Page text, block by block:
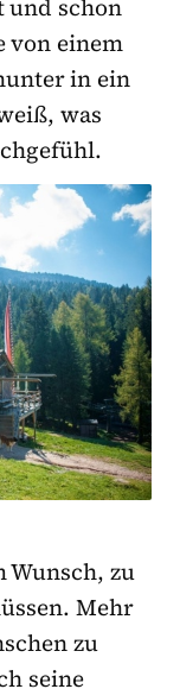
und schon
von einem
in ein
was
Wunsch, zu
Mehr
zu
seine